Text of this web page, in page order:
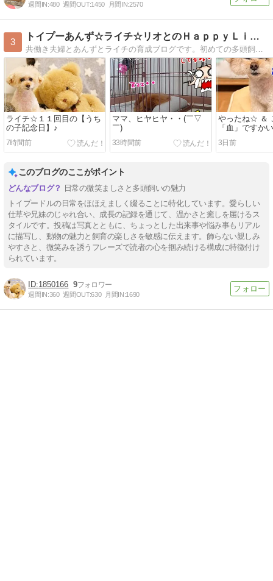
週間IN:480 週間OUT:1450 月間IN:2570
3
トイプーあんず☆ライチ☆リオとのＨａｐｐｙＬｉｆｅ
共働き夫婦とあんずとライチの育成ブログです。初めての多頭飼いで悪戦苦闘の日々です。イベントや旅行などいろいろな所に行くのが大好きです
ライチ☆１１回目の【うち
の子記念日】♪
7時間前
ママ、ヒヤヒヤ・・(￣▽
￣)
33時間前
やったね☆ ＆
「血」ですか
3日前
このブログのここがポイント
日常の微笑ましさと多頭飼いの魅力
トイプードルの日常をほほえましく綴ることに特化しています。愛らしい
仕草や兄妹のじゃれ合い、成長の記録を通じて、温かさと癒しを届けるス
タイルです。投稿は写真とともに、ちょっとした出来事や悩み事もリアル
に描写し、動物の魅力と飼育の楽しさを敏感に伝えます。飾らない親しみ
やすさと、微笑みを誘うフレーズで読者の心を掴み続ける構成に特徴付け
られています。
1850166 9
週間IN:360 週間OUT:630 月間IN:1690